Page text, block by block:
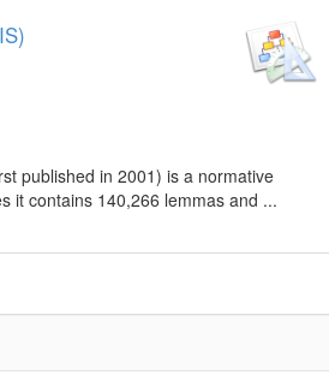
published in 2001) is a normative
it contains 140,266 lemmas and ...